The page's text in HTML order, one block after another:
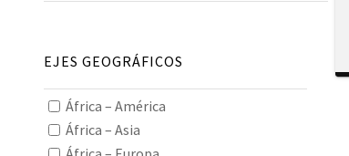
EJES GEOGRÁFICOS
África – América
África – Asia